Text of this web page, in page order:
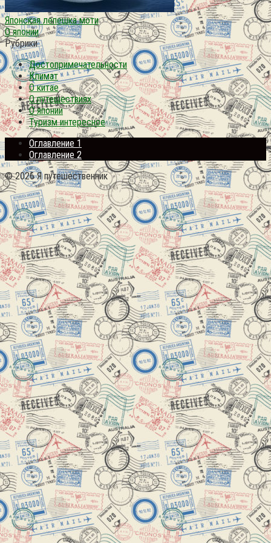
Японская лепешка моти
О японии
Рубрики
Достопримечательности
Климат
О китае
О путешествиях
О японии
Туризм интересное
Оглавление 1
Оглавление 2
© 2026 Я путешественник